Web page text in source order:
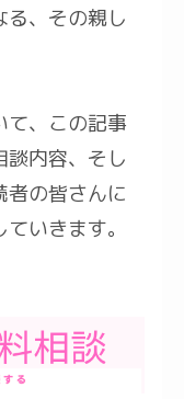
る、その親し
て、この記事
談内容、そし
者の皆さんに
いきます。